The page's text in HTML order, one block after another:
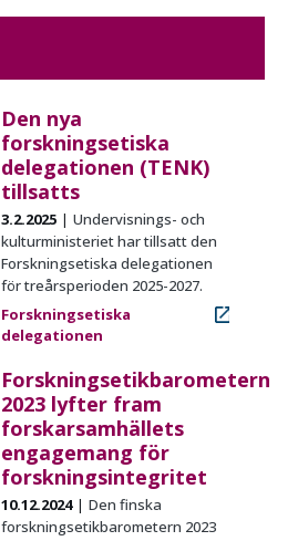
Den nya
forskningsetiska
delegationen (TENK)
tillsatts
3.2.2025
Undervisnings- och
kulturministeriet har tillsatt den
Forskningsetiska delegationen
för treårsperioden 2025-2027.
Forskningsetiska
delegationen
Forskningsetikbarometern
2023 lyfter fram
forskarsamhällets
engagemang för
forskningsintegritet
10.12.2024
Den finska
forskningsetikbarometern 2023